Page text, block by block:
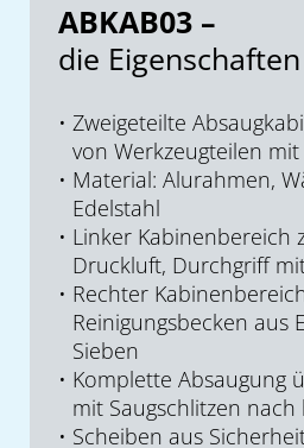
ABKAB03 –
die Eigenschaften
Zweigeteilte
von Werkzeugteilen
Material: Alurahmen,
Edelstahl
Linker Kabinenbereich
Druckluft, Durchgriff
Rechter
Reinigungsbecken aus
Sieben
Komplette Absaugung
mit Saugschlitzen
Scheiben aus